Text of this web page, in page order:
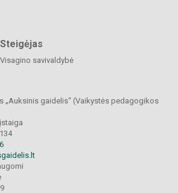
Steigėjas
Visagino savivaldybė
„Auksinis gaidelis“ (Vaikystės pedagogikos